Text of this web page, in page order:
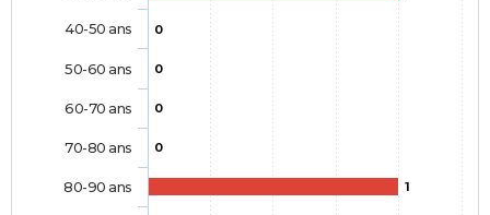
0
0
0
0
1
40-50 ans
50-60 ans
60-70 ans
70-80 ans
80-90 ans